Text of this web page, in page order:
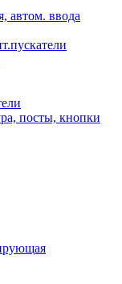
автом. ввода
посты, кнопки